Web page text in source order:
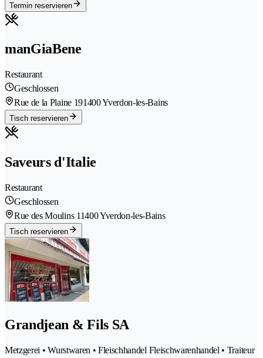
Termin reservieren
manGiaBene
Restaurant
Geschlossen
Rue de la Plaine 191400 Yverdon-les-Bains
Tisch reservieren
Saveurs d'Italie
Restaurant
Geschlossen
Rue des Moulins 11400 Yverdon-les-Bains
Tisch reservieren
Grandjean & Fils SA
Metzgerei • Wurstwaren • Fleischhandel Fleischwarenhandel • Traiteur